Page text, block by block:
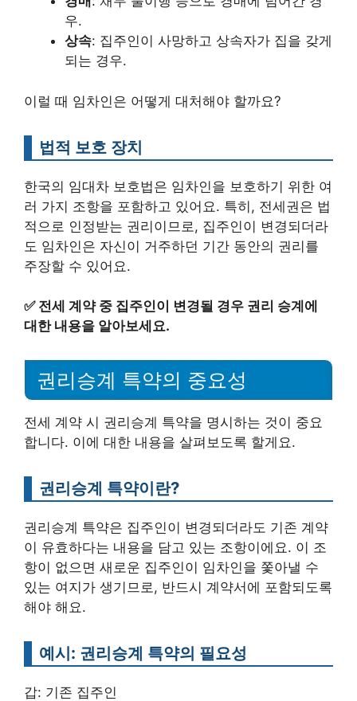
우.
상속: 집주인이 사망하고 상속자가 집을 갖게
되는 경우.
이럴 때 임차인은 어떻게 대처해야 할까요?
법적 보호 장치
한국의 임대차 보호법은 임차인을 보호하기 위한 여
러 가지 조항을 포함하고 있어요. 특히, 전세권은 법
적으로 인정받는 권리이므로, 집주인이 변경되더라
도 임차인은 자신이 거주하던 기간 동안의 권리를
주장할 수 있어요.
✅ 전세 계약 중 집주인이 변경될 경우 권리 승계에
대한 내용을 알아보세요.
권리승계 특약의 중요성
전세 계약 시 권리승계 특약을 명시하는 것이 중요
합니다. 이에 대한 내용을 살펴보도록 할게요.
권리승계 특약이란?
권리승계 특약은 집주인이 변경되더라도 기존 계약
이 유효하다는 내용을 담고 있는 조항이에요. 이 조
항이 없으면 새로운 집주인이 임차인을 쫓아낼 수
있는 여지가 생기므로, 반드시 계약서에 포함되도록
해야 해요.
예시: 권리승계 특약의 필요성
갑: 기존 집주인